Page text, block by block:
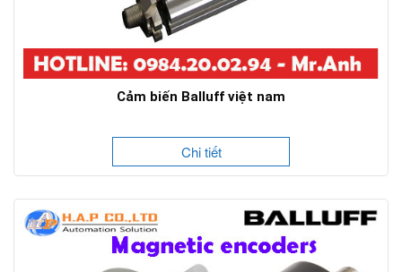
Cảm biến Balluff việt nam
Chi tiết